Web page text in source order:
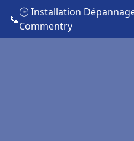
📞
🕒 Installation
Commentry